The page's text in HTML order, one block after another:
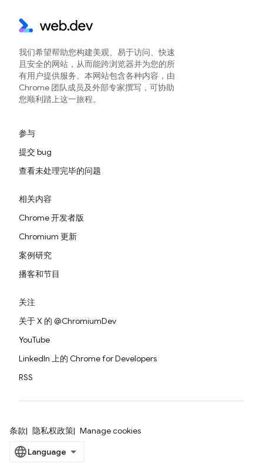
我们希望帮助您构建美观、易于访问、快速
且安全的网站，从而能跨浏览器并为您的所
有用户提供服务。本网站包含各种内容，由
Chrome 团队成员及外部专家撰写，可协助
您顺利踏上这一旅程。
参与
提交 bug
查看未处理完毕的问题
相关内容
Chrome 开发者版
Chromium 更新
案例研究
播客和节目
关注
关于 X 的 @ChromiumDev
YouTube
LinkedIn 上的 Chrome for Developers
RSS
条款 隐私权政策 Manage cookies